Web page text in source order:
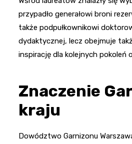
przypadło generałowi broni
także podpułkownikowi
dydaktycznej, lecz obejmuje
inspirację dla kolejnych pokoleń
Znaczenie
kraju
Dowództwo Garnizonu